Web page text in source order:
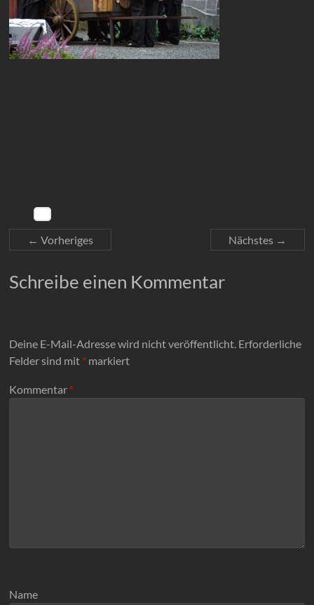
← Vorheriges Nächstes →
Schreibe einen Kommentar
Deine E-Mail-Adresse wird nicht veröffentlicht. Erforderliche
Felder sind mit * markiert
Kommentar *
Name